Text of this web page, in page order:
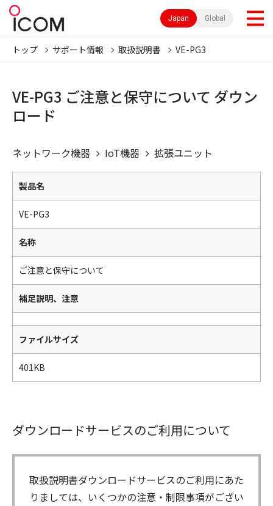
Japan Global
トップ サポート情報 取扱説明書 VE-PG3
VE-PG3 ご注意と保守について ダウン
ロード
ネットワーク機器 IoT機器 拡張ユニット
製品名
VE-PG3
名称
ご注意と保守について
補足説明、注意
ファイルサイズ
401KB
ダウンロードサービスのご利用について
取扱説明書ダウンロードサービスのご利用にあた
りましては、いくつかの注意・制限事項がござい